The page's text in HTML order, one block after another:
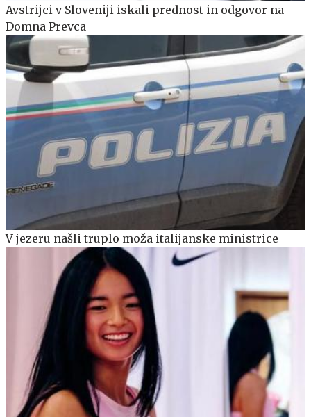
Avstrijci v Sloveniji iskali prednost in odgovor na
Domna Prevca
V jezeru našli truplo moža italijanske ministrice